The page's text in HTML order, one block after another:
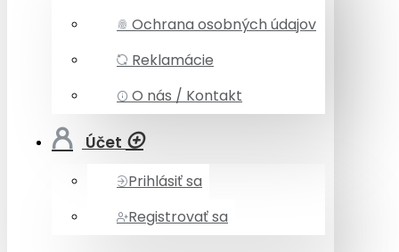
Ochrana osobných údajov
Reklamácie
O nás / Kontakt
Účet
Prihlásiť sa
Registrovať sa